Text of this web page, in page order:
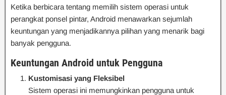
Ketika berbicara tentang memilih sistem operasi untuk
perangkat ponsel pintar, Android menawarkan sejumlah
keuntungan yang menjadikannya pilihan yang menarik bagi
banyak pengguna.
Keuntungan Android untuk Pengguna
Kustomisasi yang Fleksibel
Sistem operasi ini memungkinkan pengguna untuk